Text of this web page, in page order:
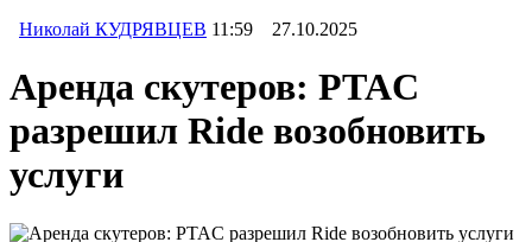
Николай КУДРЯВЦЕВ 11:59 27.10.2025
Аренда скутеров: PTAC
разрешил Ride возобновить
услуги